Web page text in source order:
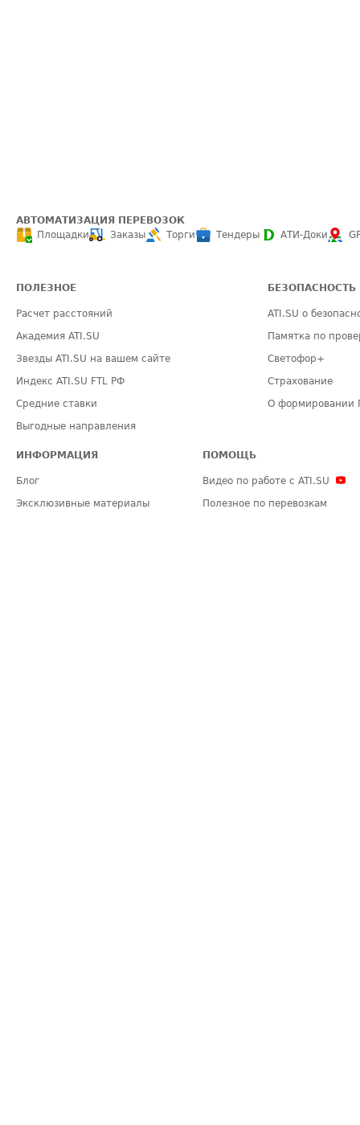
АВТОМАТИЗАЦИЯ ПЕРЕВОЗОК
Площадки
Заказы Торги Тендеры АТИ-Доки
ПОЛЕЗНОЕ
Расчет расстояний
Академия ATI.SU
Звезды ATI.SU на вашем сайте
Индекс ATI.SU FTL РФ
Средние ставки
Выгодные направления
БЕЗОПАСНОСТЬ
ATI.SU о
Памятка по
Светофор+
Страхование
О формировании
ИНФОРМАЦИЯ
Блог
Эксклюзивные материалы
ПОМОЩЬ
Видео по работе с ATI.SU
Полезное по перевозкам